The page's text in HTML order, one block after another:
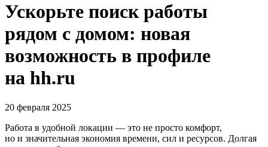
Ускорьте поиск работы
рядом с домом: новая
возможность в профиле
на hh.ru
20 февраля 2025
Работа в удобной локации — это не просто комфорт,
но и значительная экономия времени, сил и ресурсов. Долгая